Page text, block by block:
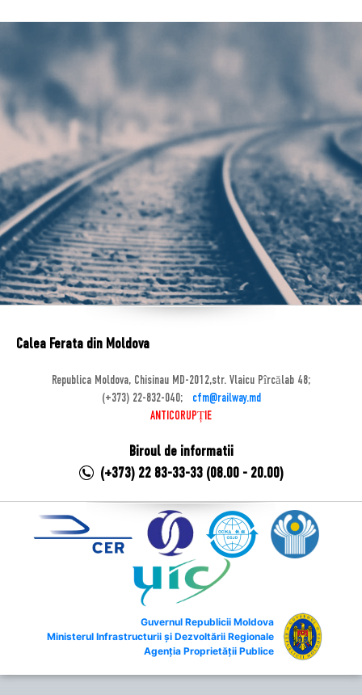
Calea Ferata din Moldova
Republica Moldova, Chisinau MD-2012,str. Vlaicu Pîrcălab 48;
(+373) 22-832-040;
cfm@railway.md
ANTICORUPȚIE
Biroul de informatii
(+373) 22 83-33-33 (08.00 - 20.00)
Guvernul Republicii Moldova
Ministerul Infrastructurii și Dezvoltării Regionale
Agenția Proprietății Publice